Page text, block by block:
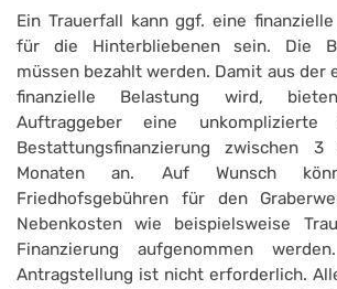
Ein Trauerfall kann ggf. eine
für die Hinterbliebenen sein. Die
müssen bezahlt werden. Damit aus der
finanzielle Belastung wird,
Auftraggeber eine unkomplizierte
Bestattungsfinanzierung zwischen
Monaten an. Auf Wunsch
Friedhofsgebühren für den
Nebenkosten wie beispielsweise
Finanzierung aufgenommen
Antragstellung ist nicht erforderlich.